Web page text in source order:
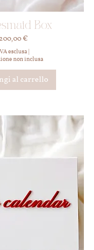
Box
Prezzo
200,00 €
esclusa|
non inclusa
al carrello